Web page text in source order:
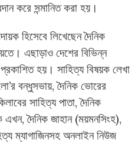
করে সন্মানিত করা হয়।
হিসেবে লিখেছেন দৈনিক
এছাড়াও দেশের বিভিন্ন
হয়। সাহিত্য বিষয়ক লেখা
বন্ধুসভায়, দৈনিক ভোরের
সাহিত্য পাতা, দৈনিক
এখন, দৈনিক জাহান (ময়মনসিংহ),
ম্যাগাজিনসহ অনলাইন নিউজ